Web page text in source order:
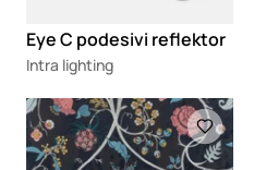
Eye C podesivi reflektor
Intra lighting
Loading